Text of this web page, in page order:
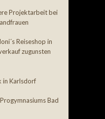
Projektarbeit bei
Reiseshop in
zugunsten
in Karlsdorf
Bad